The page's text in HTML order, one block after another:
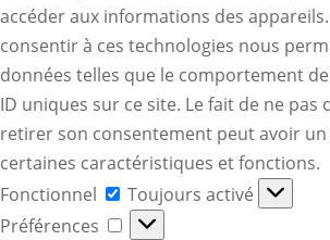
accéder aux informations des
consentir à ces technologies nous
données telles que le comportement
ID uniques sur ce site. Le fait de ne pas
retirer son consentement peut avoir
certaines caractéristiques et fonctions.
Fonctionnel
Fonctionnel
Toujours activé
Préférences
Préférences